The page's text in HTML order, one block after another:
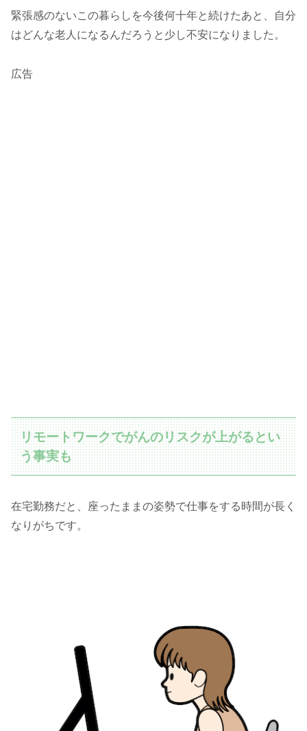
緊張感のないこの暮らしを今後何十年と続けたあと、自分
はどんな老人になるんだろうと少し不安になりました 。
広告
リモートワークでがんのリスクが上がるとい
う事実も
在宅勤務だと、座ったままの姿勢で仕事をする時間が長く
なりがちです。